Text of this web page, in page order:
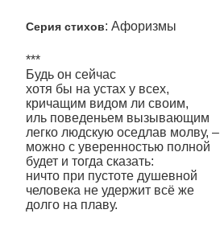
Серия стихов: Афоризмы
***
Будь он сейчас
хотя бы на устах у всех,
кричащим видом ли своим,
иль поведеньем вызывающим
легко людскую оседлав молву, –
можно с уверенностью полной
будет и тогда сказать:
ничто при пустоте душевной
человека не удержит всё же
долго на плаву.